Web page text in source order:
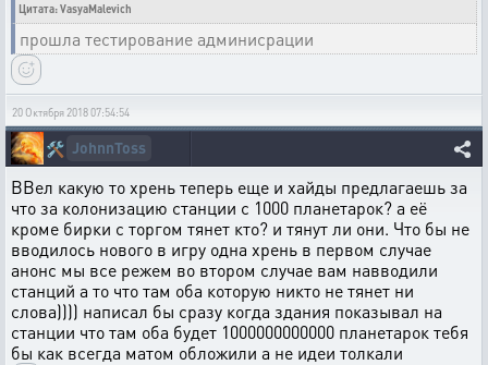
Цитата: VasyaMalevich
прошла тестирование админисрации
20 Октября 2018 07:54:54
🛠️ JohnnToss
ВВел какую то хрень теперь еще и хайды предлагаешь за
что за колонизацию станции с 1000 планетарок? а её
кроме бирки с торгом тянет кто? и тянут ли они. Что бы не
вводилось нового в игру одна хрень в первом случае
анонс мы все режем во втором случае вам навводили
станций а то что там оба которую никто не тянет ни
слова)))) написал бы сразу когда здания показывал на
станции что там оба будет 1000000000000 планетарок тебя
бы как всегда матом обложили а не идеи толкали